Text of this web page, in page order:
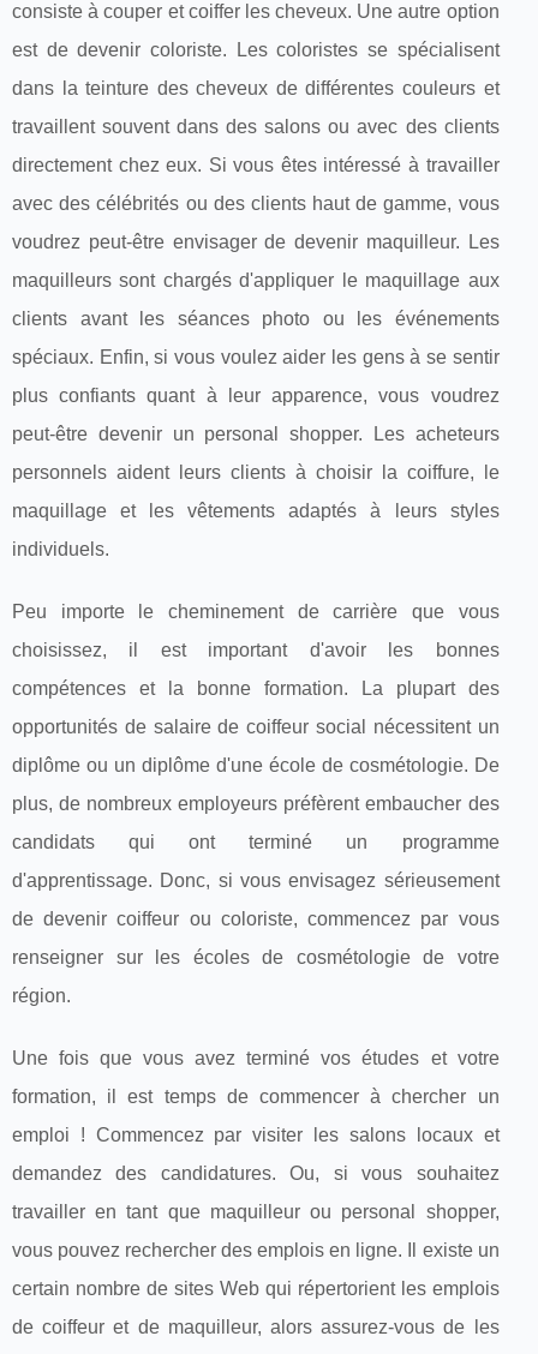
consiste à couper et coiffer les cheveux. Une autre option
est de devenir coloriste. Les coloristes se spécialisent
dans la teinture des cheveux de différentes couleurs et
travaillent souvent dans des salons ou avec des clients
directement chez eux. Si vous êtes intéressé à travailler
avec des célébrités ou des clients haut de gamme, vous
voudrez peut-être envisager de devenir maquilleur. Les
maquilleurs sont chargés d'appliquer le maquillage aux
clients avant les séances photo ou les événements
spéciaux. Enfin, si vous voulez aider les gens à se sentir
plus confiants quant à leur apparence, vous voudrez
peut-être devenir un personal shopper. Les acheteurs
personnels aident leurs clients à choisir la coiffure, le
maquillage et les vêtements adaptés à leurs styles
individuels.
Peu importe le cheminement de carrière que vous
choisissez, il est important d'avoir les bonnes
compétences et la bonne formation. La plupart des
opportunités de salaire de coiffeur social nécessitent un
diplôme ou un diplôme d'une école de cosmétologie. De
plus, de nombreux employeurs préfèrent embaucher des
candidats qui ont terminé un programme
d'apprentissage. Donc, si vous envisagez sérieusement
de devenir coiffeur ou coloriste, commencez par vous
renseigner sur les écoles de cosmétologie de votre
région.
Une fois que vous avez terminé vos études et votre
formation, il est temps de commencer à chercher un
emploi ! Commencez par visiter les salons locaux et
demandez des candidatures. Ou, si vous souhaitez
travailler en tant que maquilleur ou personal shopper,
vous pouvez rechercher des emplois en ligne. Il existe un
certain nombre de sites Web qui répertorient les emplois
de coiffeur et de maquilleur, alors assurez-vous de les